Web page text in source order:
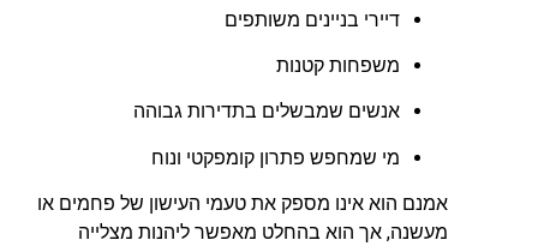
דיירי בניינים משותפים
משפחות קטנות
אנשים שמבשלים בתדירות גבוהה
מי שמחפש פתרון קומפקטי ונוח
אמנם הוא אינו מספק את טעמי העישון של פחמים או
מעשנה, אך הוא בהחלט מאפשר ליהנות מצלייה